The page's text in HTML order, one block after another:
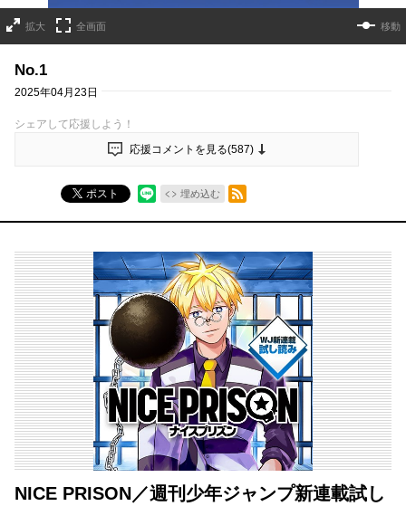
拡大 全画面 移動
No.1
2025年04月23日
シェアして応援しよう！
応援コメントを見る(587)
ポスト 埋め込む
RSSフィード
NICE PRISON／週刊少年ジャンプ新連載試し